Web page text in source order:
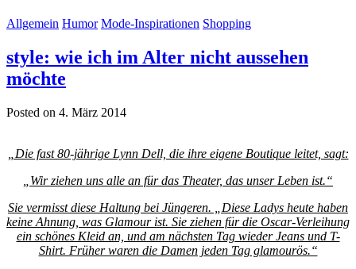
Allgemein Humor Mode-Inspirationen Shopping
style: wie ich im Alter nicht aussehen
möchte
Posted on 4. März 2014
„Die fast 80-jährige Lynn Dell, die ihre eigene Boutique leitet, sagt:
„Wir ziehen uns alle an für das Theater, das unser Leben ist.“
Sie vermisst diese Haltung bei Jüngeren. „Diese Ladys heute haben
keine Ahnung, was Glamour ist. Sie ziehen für die Oscar-Verleihung
ein schönes Kleid an, und am nächsten Tag wieder Jeans und T-
Shirt. Früher waren die Damen jeden Tag glamourös.“